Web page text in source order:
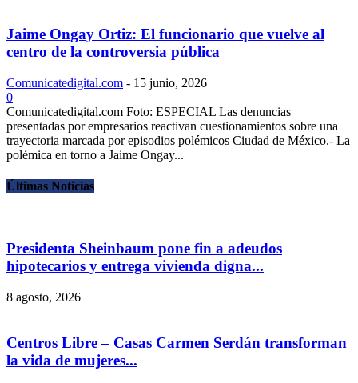
Jaime Ongay Ortiz: El funcionario que vuelve al
centro de la controversia pública
Comunicatedigital.com - 15 junio, 2026
0
Comunicatedigital.com Foto: ESPECIAL Las denuncias
presentadas por empresarios reactivan cuestionamientos sobre una
trayectoria marcada por episodios polémicos Ciudad de México.- La
polémica en torno a Jaime Ongay...
Últimas Noticias
Presidenta Sheinbaum pone fin a adeudos
hipotecarios y entrega vivienda digna...
8 agosto, 2026
Centros Libre – Casas Carmen Serdán transforman
la vida de mujeres...